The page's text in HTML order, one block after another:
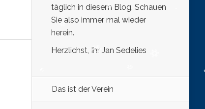
täglich in diesem Blog. Schauen
Sie also immer mal wieder
herein.
Herzlichst, Ihr Jan Sedelies
Das ist der Verein